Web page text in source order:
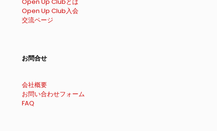
Open Up Club入会
交流ページ
お問合せ
会社概要
お問い合わせフォーム
FAQ